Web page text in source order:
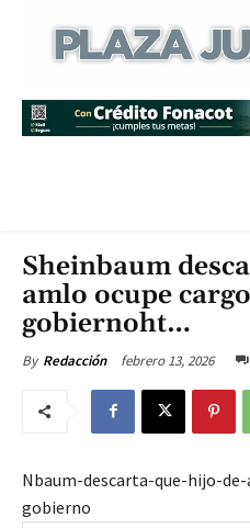
Sheinbaum
amlo ocupe
gobiernoht…
By Redacción febrero 13, 2026
Nbaum-descarta-que-hijo-
gobierno